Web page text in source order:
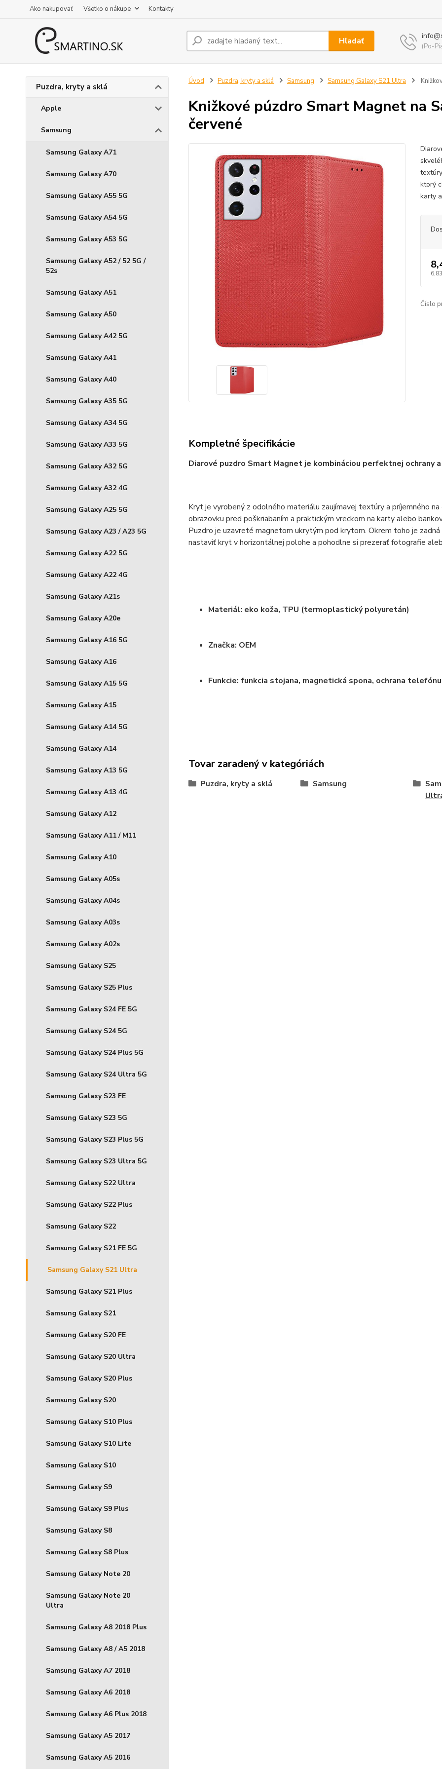
Ako nakupovať Všetko o nákupe Kontakty
Hľadať
(Po-
Puzdra, kryty a sklá
Apple
Samsung
Samsung Galaxy A71
Samsung Galaxy A70
Samsung Galaxy A55 5G
Samsung Galaxy A54 5G
Samsung Galaxy A53 5G
Samsung Galaxy A52 / 52 5G /
52s
Samsung Galaxy A51
Samsung Galaxy A50
Samsung Galaxy A42 5G
Samsung Galaxy A41
Samsung Galaxy A40
Samsung Galaxy A35 5G
Samsung Galaxy A34 5G
Samsung Galaxy A33 5G
Samsung Galaxy A32 5G
Samsung Galaxy A32 4G
Samsung Galaxy A25 5G
Samsung Galaxy A23 / A23 5G
Samsung Galaxy A22 5G
Samsung Galaxy A22 4G
Samsung Galaxy A21s
Samsung Galaxy A20e
Samsung Galaxy A16 5G
Samsung Galaxy A16
Samsung Galaxy A15 5G
Samsung Galaxy A15
Samsung Galaxy A14 5G
Samsung Galaxy A14
Samsung Galaxy A13 5G
Samsung Galaxy A13 4G
Samsung Galaxy A12
Samsung Galaxy A11 / M11
Samsung Galaxy A10
Samsung Galaxy A05s
Samsung Galaxy A04s
Samsung Galaxy A03s
Samsung Galaxy A02s
Samsung Galaxy S25
Samsung Galaxy S25 Plus
Samsung Galaxy S24 FE 5G
Samsung Galaxy S24 5G
Samsung Galaxy S24 Plus 5G
Samsung Galaxy S24 Ultra 5G
Samsung Galaxy S23 FE
Samsung Galaxy S23 5G
Samsung Galaxy S23 Plus 5G
Samsung Galaxy S23 Ultra 5G
Samsung Galaxy S22 Ultra
Samsung Galaxy S22 Plus
Samsung Galaxy S22
Samsung Galaxy S21 FE 5G
Samsung Galaxy S21 Ultra
Samsung Galaxy S21 Plus
Samsung Galaxy S21
Samsung Galaxy S20 FE
Samsung Galaxy S20 Ultra
Samsung Galaxy S20 Plus
Samsung Galaxy S20
Samsung Galaxy S10 Plus
Samsung Galaxy S10 Lite
Samsung Galaxy S10
Samsung Galaxy S9
Samsung Galaxy S9 Plus
Samsung Galaxy S8
Samsung Galaxy S8 Plus
Samsung Galaxy Note 20
Samsung Galaxy Note 20
Ultra
Samsung Galaxy A8 2018 Plus
Samsung Galaxy A8 / A5 2018
Samsung Galaxy A7 2018
Samsung Galaxy A6 2018
Samsung Galaxy A6 Plus 2018
Samsung Galaxy A5 2017
Samsung Galaxy A5 2016
Úvod Puzdra, kryty a sklá Samsung Samsung Galaxy S21 Ultra
Knižkové púzdro Smart Magnet na
červené
ktorý
karty
Číslo
Kompletné špecifikácie
Diarové puzdro Smart Magnet je kombináciou perfektnej ochrany
Kryt je vyrobený z odolného materiálu zaujímavej textúry a príjemného
obrazovku pred poškriabaním a praktickým vreckom na karty alebo
Puzdro je uzavreté magnetom ukrytým pod krytom. Okrem toho je
nastaviť kryt v horizontálnej polohe a pohodlne si prezerať fotografie
Materiál: eko koža, TPU (termoplastický polyuretán)
Značka: OEM
Funkcie: funkcia stojana, magnetická spona, ochrana telefónu
Tovar zaradený v kategóriách
Puzdra, kryty a sklá Samsung